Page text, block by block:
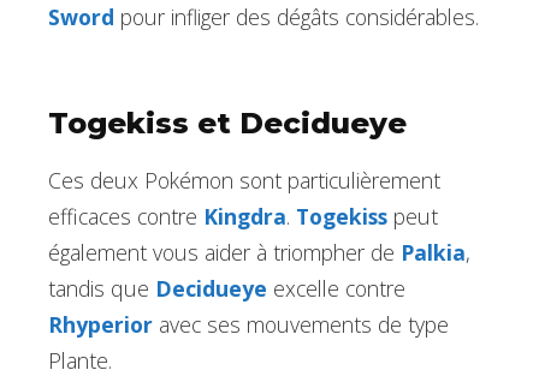
Sword pour infliger des dégâts considérables.
Togekiss et Decidueye
Ces deux Pokémon sont particulièrement
efficaces contre Kingdra. Togekiss peut
également vous aider à triompher de Palkia,
tandis que Decidueye excelle contre
Rhyperior avec ses mouvements de type
Plante.